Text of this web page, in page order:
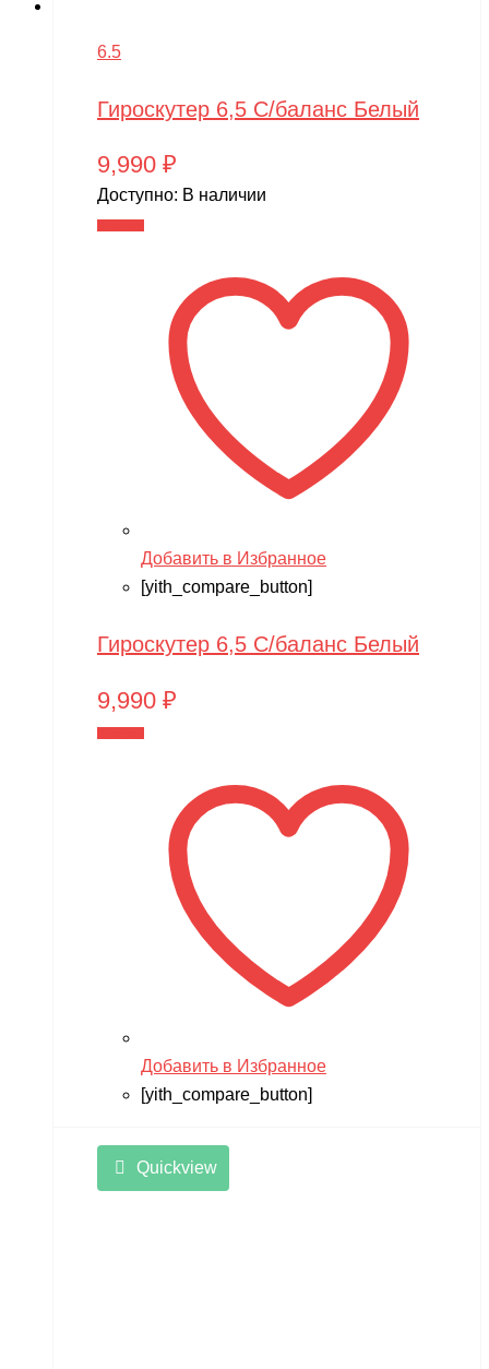
6.5
Гироскутер 6,5 С/баланс Белый
9,990 ₽
Доступно: В наличии
Добавить в Избранное
[yith_compare_button]
Гироскутер 6,5 С/баланс Белый
9,990 ₽
Добавить в Избранное
[yith_compare_button]
Quickview